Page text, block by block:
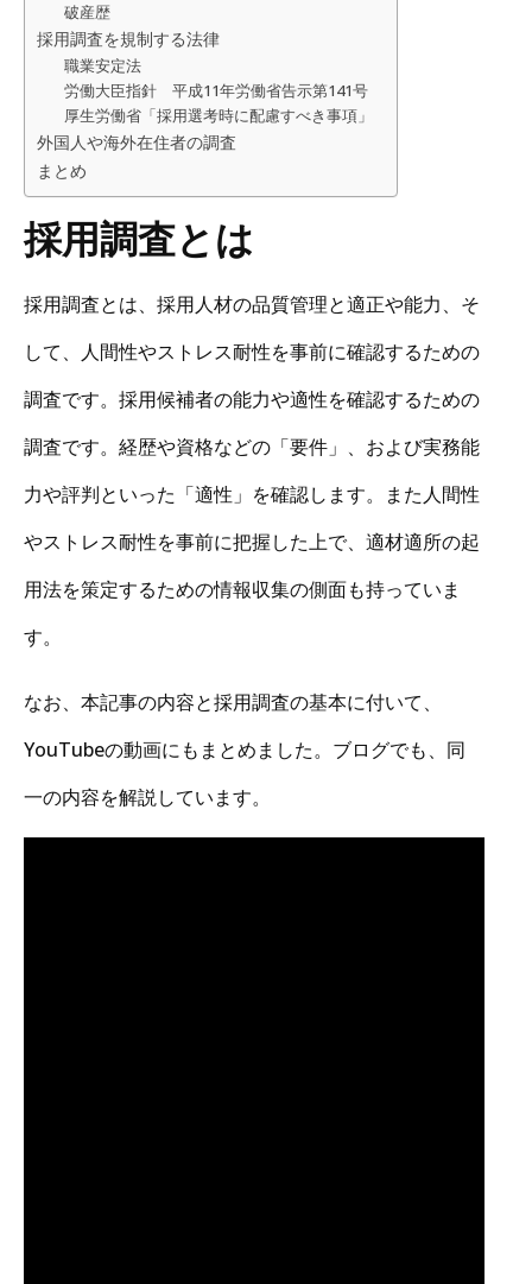
破産歴
採用調査を規制する法律
職業安定法
労働大臣指針 平成11年労働省告示第141号
厚生労働省「採用選考時に配慮すべき事項」
外国人や海外在住者の調査
まとめ
採用調査とは
採用調査とは、採用人材の品質管理と適正や能力、そ
して、人間性やストレス耐性を事前に確認するための
調査です。採用候補者の能力や適性を確認するための
調査です。経歴や資格などの「要件」、および実務能
力や評判といった「適性」を確認します。また人間性
やストレス耐性を事前に把握した上で、適材適所の起
用法を策定するための情報収集の側面も持っていま
す。
なお、本記事の内容と採用調査の基本に付いて、
YouTubeの動画にもまとめました。ブログでも、同
一の内容を解説しています。